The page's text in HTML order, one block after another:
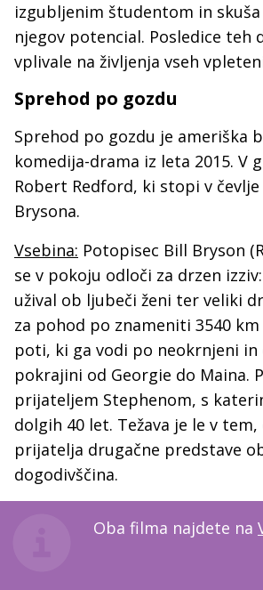
izgubljenim študentom in
njegov potencial. Posledice teh
vplivale na življenja vseh
Sprehod po gozdu
Sprehod po gozdu je ameriška
komedija-drama iz leta 2015. V
Robert Redford, ki stopi v
Brysona.
Vsebina: Potopisec Bill Bryson
se v pokoju odloči za drzen
užival ob ljubeči ženi ter veliki
za pohod po znameniti 3540
poti, ki ga vodi po neokrnjeni
pokrajini od Georgie do Maina.
prijateljem Stephenom, s
dolgih 40 let. Težava je le v
prijatelja drugačne predstave
dogodivščina.
Oba filma najdete na